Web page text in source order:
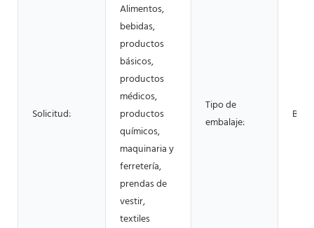
Solicitud:
Alimentos,
bebidas,
productos
básicos,
productos
médicos,
productos
químicos,
maquinaria y
ferretería,
prendas de
vestir,
textiles
Tipo de
embalaje: